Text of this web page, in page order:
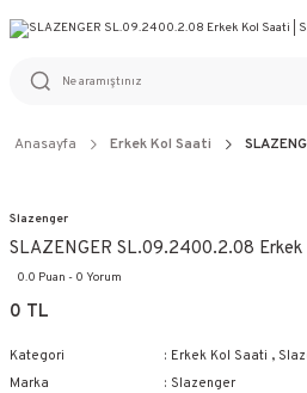
%100 ORİJİNAL ÜRÜN
Anasayfa Erkek Kol Saati
Slazenger
SLAZENGER SL.09.2400.2.08 Erkek
0.0 Puan - 0 Yorum
0 TL
Kategori Erkek Kol Saati ,
Marka
Slazenger